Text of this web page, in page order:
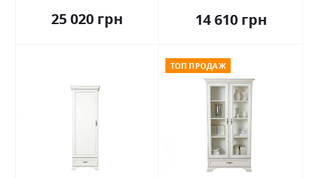
25 020 грн 14 610 грн
ТОП ПРОДАЖ